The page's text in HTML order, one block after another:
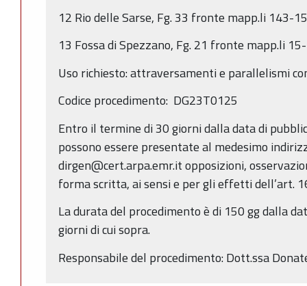
12 Rio delle Sarse, Fg. 33 fronte mapp.li 143-
13 Fossa di Spezzano, Fg. 21 fronte mapp.li
Uso richiesto: attraversamenti e parallelismi
Codice procedimento: DG23T0125
Entro il termine di 30 giorni dalla data di
possono essere presentate al medesimo
dirgen@cert.arpa.emr.it opposizioni,
forma scritta, ai sensi e per gli effetti dell’art.
La durata del procedimento è di 150 gg dalla
giorni di cui sopra.
Responsabile del procedimento: Dott.ssa